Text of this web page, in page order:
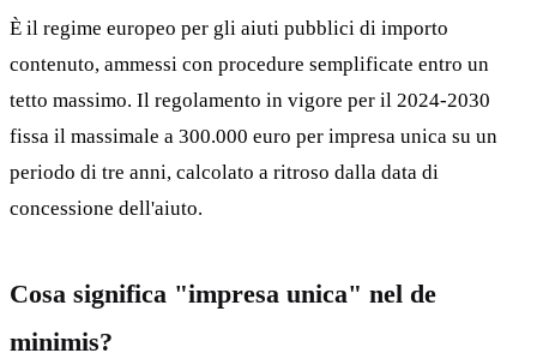
È il regime europeo per gli aiuti pubblici di importo
contenuto, ammessi con procedure semplificate entro un
tetto massimo. Il regolamento in vigore per il 2024-2030
fissa il massimale a 300.000 euro per impresa unica su un
periodo di tre anni, calcolato a ritroso dalla data di
concessione dell'aiuto.
Cosa significa "impresa unica" nel de
minimis?